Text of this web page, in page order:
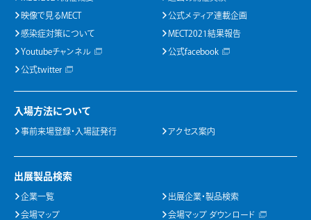
映像で見るMECT 公式メディア連載企画
感染症対策について MECT2021結果報告
Youtubeチャンネル 公式facebook
公式twitter
入場方法について
事前来場登録・入場証発行 アクセス案内
出展製品検索
企業一覧 出展企業・製品検索
会場マップ 会場マップ ダウンロード